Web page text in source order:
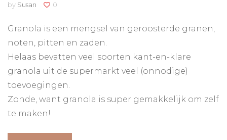
by Susan 0
Granola is een mengsel van geroosterde granen,
noten, pitten en zaden.
Helaas bevatten veel soorten kant-en-klare
granola uit de supermarkt veel (onnodige)
toevoegingen.
Zonde, want granola is super gemakkelijk om zelf
te maken!